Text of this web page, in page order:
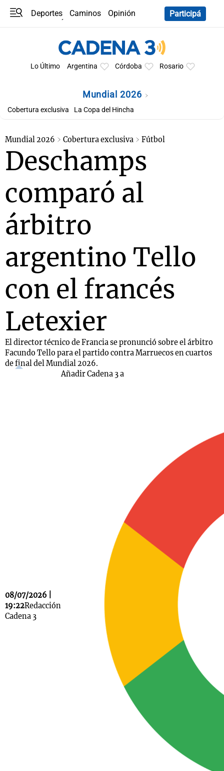
Deportes Caminos
Opinión
Participá
Lo Último Argentina Córdoba Rosario
Mundial 2026
Cobertura exclusiva La Copa del Hincha
Mundial 2026 Cobertura exclusiva Fútbol
Deschamps
comparó al
árbitro
argentino Tello
con el francés
Letexier
El director técnico de Francia se pronunció sobre el árbitro
Facundo Tello para el partido contra Marruecos en cuartos
de final del Mundial 2026.
08/07/2026 |
19:22Redacción
Cadena 3
Añadir Cadena 3 a